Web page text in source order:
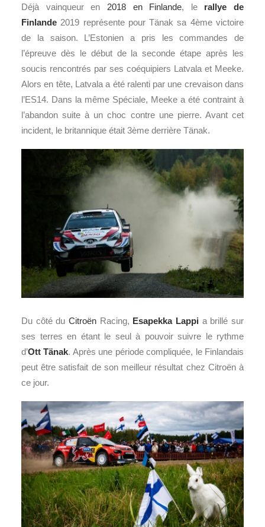
Déjà vainqueur en 2018 en Finlande, le rallye de
Finlande 2019 représente pour Tänak sa 4ème victoire
de la saison. L’Estonien a pris les commandes de
l’épreuve dès le début de la seconde étape après les
soucis rencontrés par ses coéquipiers Latvala et Meeke.
Alors en tête, Latvala a été ralenti par une crevaison dans
l’ES14. Dans la même Spéciale, Meeke a été contraint à
l’abandon suite à un choc contre une pierre. Avant cet
incident, le britannique était 3ème derrière Tänak.
Du côté du Citroën Racing, Esapekka Lappi a brillé sur
ses terres en étant le seul à pouvoir suivre le rythme
d’Ott Tänak. Après une période compliquée, le Finlandais
peut être satisfait de son meilleur résultat chez Citroën à
ce jour.